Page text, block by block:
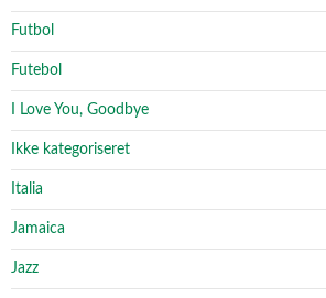
Futbol
Futebol
I Love You, Goodbye
Ikke kategoriseret
Italia
Jamaica
Jazz